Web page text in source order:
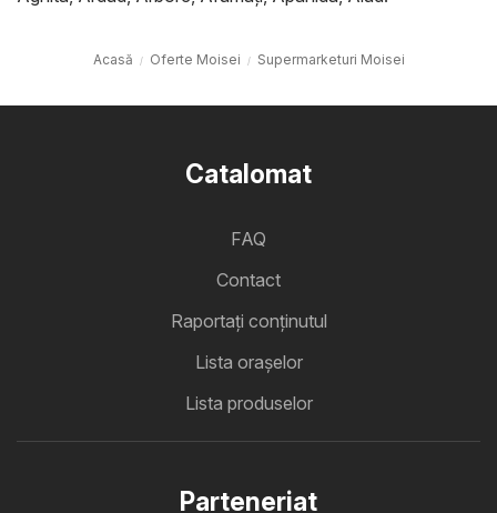
Acasă Oferte Moisei Supermarketuri Moisei
Catalomat
FAQ
Contact
Raportați conținutul
Lista oraşelor
Lista produselor
Parteneriat